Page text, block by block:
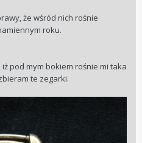
że wśród nich rośnie
roku.
pod mym bokiem rośnie mi taka
te zegarki.